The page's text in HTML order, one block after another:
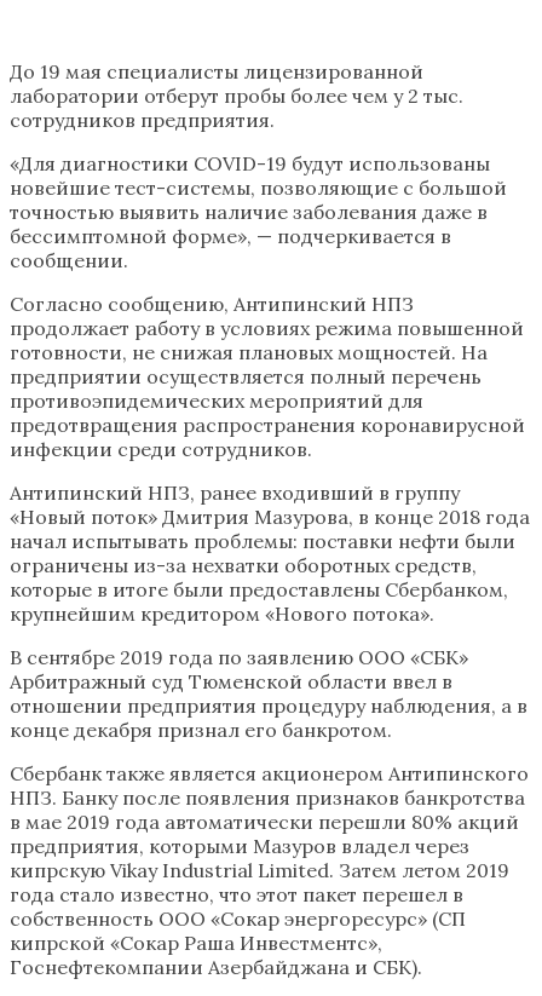
До 19 мая специалисты лицензированной
лаборатории отберут пробы более чем у 2 тыс.
сотрудников предприятия.
«Для диагностики COVID-19 будут использованы
новейшие тест-системы, позволяющие с большой
точностью выявить наличие заболевания даже в
бессимптомной форме», — подчеркивается в
сообщении.
Согласно сообщению, Антипинский НПЗ
продолжает работу в условиях режима повышенной
готовности, не снижая плановых мощностей. На
предприятии осуществляется полный перечень
противоэпидемических мероприятий для
предотвращения распространения коронавирусной
инфекции среди сотрудников.
Антипинский НПЗ, ранее входивший в группу
«Новый поток» Дмитрия Мазурова, в конце 2018 года
начал испытывать проблемы: поставки нефти были
ограничены из-за нехватки оборотных средств,
которые в итоге были предоставлены Сбербанком,
крупнейшим кредитором «Нового потока».
В сентябре 2019 года по заявлению ООО «СБК»
Арбитражный суд Тюменской области ввел в
отношении предприятия процедуру наблюдения, а в
конце декабря признал его банкротом.
Сбербанк также является акционером Антипинского
НПЗ. Банку после появления признаков банкротства
в мае 2019 года автоматически перешли 80% акций
предприятия, которыми Мазуров владел через
кипрскую Vikay Industrial Limited. Затем летом 2019
года стало известно, что этот пакет перешел в
собственность ООО «Сокар энергоресурс» (СП
кипрской «Сокар Раша Инвестментс»,
Госнефтекомпании Азербайджана и СБК).